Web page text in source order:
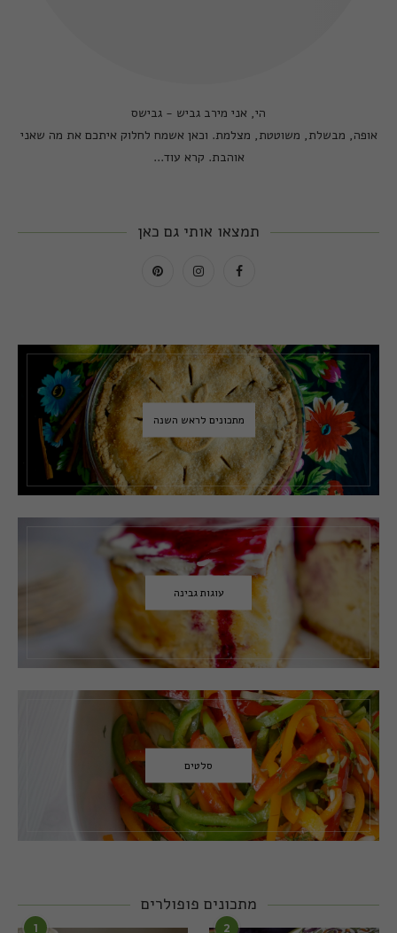
הי, אני מירב גביש - גבישס
אופה, מבשלת, משוטטת, מצלמת. וכאן אשמח לחלוק איתכם את מה שאני
אוהבת. קרא עוד...
תמצאו אותי גם כאן
מתכונים לראש השנה
עוגות גבינה
סלטים
מתכונים פופולרים
1 2